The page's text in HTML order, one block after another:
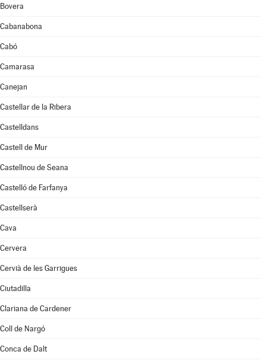
Bovera
Cabanabona
Cabó
Camarasa
Canejan
Castellar de la Ribera
Castelldans
Castell de Mur
Castellnou de Seana
Castelló de Farfanya
Castellserà
Cava
Cervera
Cervià de les Garrigues
Ciutadilla
Clariana de Cardener
Coll de Nargó
Conca de Dalt